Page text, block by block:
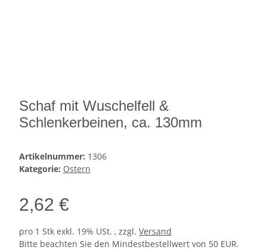
Schaf mit Wuschelfell &
Schlenkerbeinen, ca. 130mm
Artikelnummer: 1306
Kategorie: Ostern
2,62 €
pro 1 Stk exkl. 19% USt. , zzgl. Versand
Bitte beachten Sie den Mindestbestellwert von 50 EUR.